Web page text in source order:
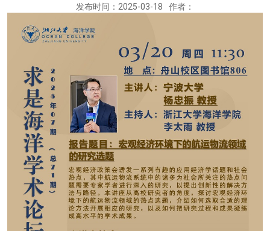
发布时间：2025-03-18 作者：